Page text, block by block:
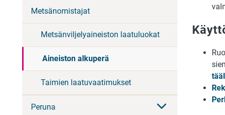
Metsänomistajat
Metsänviljelyaineiston laatuluokat
Aineiston alkuperä
Taimien laatuvaatimukset
Peruna